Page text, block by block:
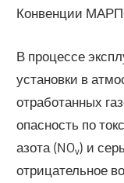
Конвенции
В процессе
установки в
отработанных
опасность по
азота (NOv) и
отрицательное